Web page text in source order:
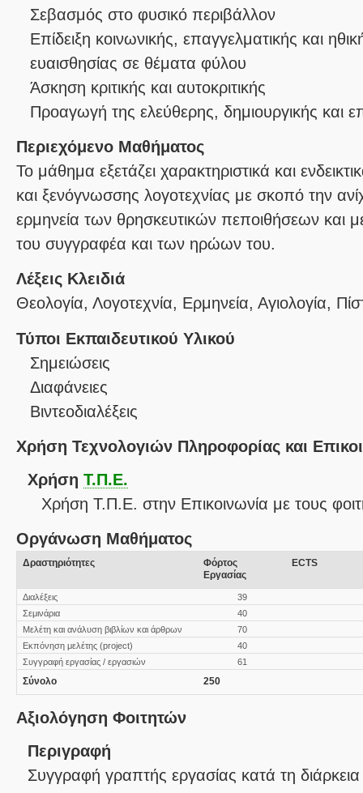
Σεβασμός στο φυσικό περιβάλλον
Επίδειξη κοινωνικής, επαγγελματικής και
ευαισθησίας σε θέματα φύλου
Άσκηση κριτικής και αυτοκριτικής
Προαγωγή της ελεύθερης, δημιουργικής και
Περιεχόμενο Μαθήματος
Το μάθημα εξετάζει χαρακτηριστικά και
και ξενόγνωσσης λογοτεχνίας με σκοπό την
ερμηνεία των θρησκευτικών πεποιθήσεων και
του συγγραφέα και των ηρώων του.
Λέξεις Κλειδιά
Θεολογία, Λογοτεχνία, Ερμηνεία, Αγιολογία,
Τύποι Εκπαιδευτικού Υλικού
Σημειώσεις
Διαφάνειες
Βιντεοδιαλέξεις
Χρήση Τεχνολογιών Πληροφορίας και
Χρήση Τ.Π.Ε.
Χρήση Τ.Π.Ε. στην Επικοινωνία με τους
Οργάνωση Μαθήματος
Δραστηριότητες
Φόρτος
Εργασίας
ECTS
Διαλέξεις
39
Σεμινάρια
40
Μελέτη και ανάλυση βιβλίων και άρθρων
70
Εκπόνηση μελέτης (project)
40
Συγγραφή εργασίας / εργασιών
61
Σύνολο 250
Αξιολόγηση Φοιτητών
Περιγραφή
Συγγραφή γραπτής εργασίας κατά τη